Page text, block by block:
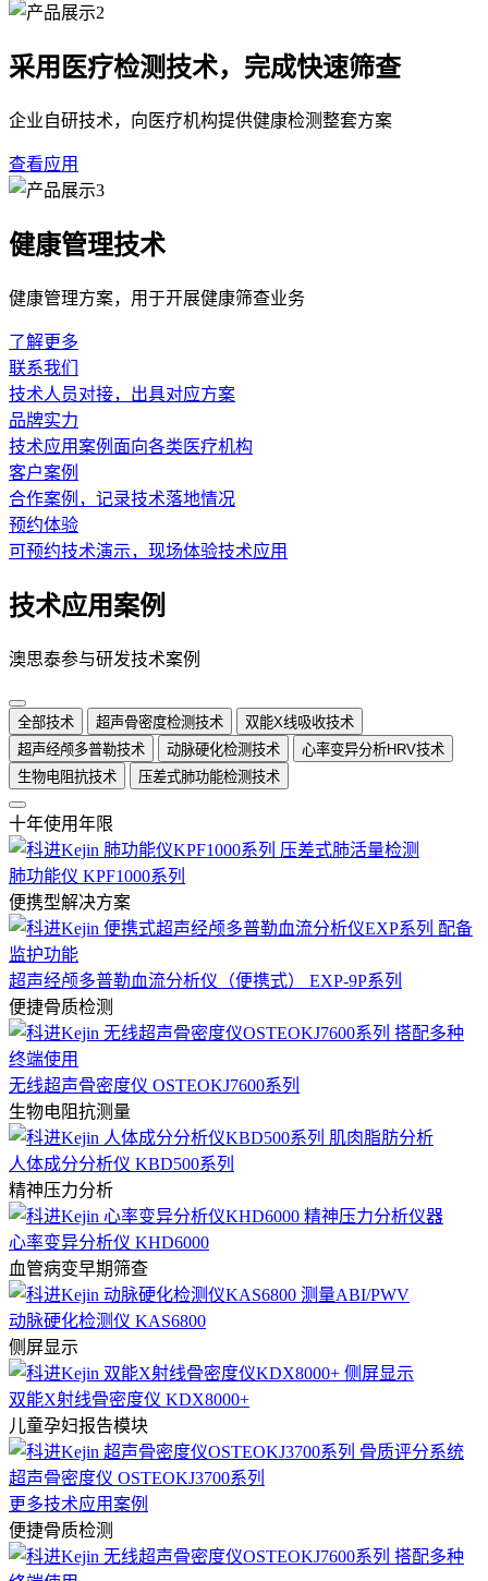
采用医疗检测技术，完成快速筛查
企业自研技术，向医疗机构提供健康检测整套方案
查看应用
健康管理技术
健康管理方案，用于开展健康筛查业务
了解更多
联系我们
技术人员对接，出具对应方案
品牌实力
技术应用案例面向各类医疗机构
客户案例
合作案例，记录技术落地情况
预约体验
可预约技术演示，现场体验技术应用
技术应用案例
澳思泰参与研发技术案例
全部技术 超声骨密度检测技术
双能X线吸收技术
超声经颅多普勒技术
动脉硬化检测技术
心率变异分析HRV技术
生物电阻抗技术
压差式肺功能检测技术
十年使用年限
肺功能仪 KPF1000系列
便携型解决方案
超声经颅多普勒血流分析仪（便携式） EXP-9P系列
便捷骨质检测
无线超声骨密度仪 OSTEOKJ7600系列
生物电阻抗测量
人体成分分析仪 KBD500系列
精神压力分析
心率变异分析仪 KHD6000
血管病变早期筛查
动脉硬化检测仪 KAS6800
侧屏显示
双能X射线骨密度仪 KDX8000+
儿童孕妇报告模块
超声骨密度仪 OSTEOKJ3700系列
更多技术应用案例
便捷骨质检测